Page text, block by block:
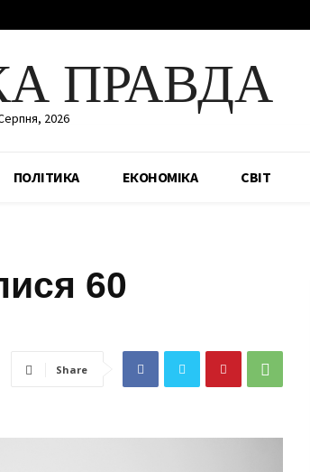
ПРАВДА
2026
ПОЛІТИКА ЕКОНОМІКА СВІТ
60
Share